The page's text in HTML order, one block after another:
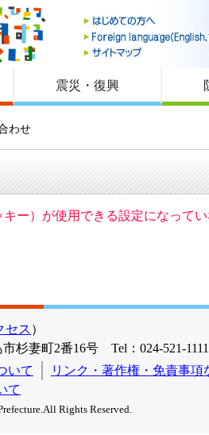
震災・復興
わせ
キー）が使用できる設定になって
セス ）
杉妻町2番16号 Tel：024-521-
いて
リンク・著作権・免責事項
て
Rights Reserved.